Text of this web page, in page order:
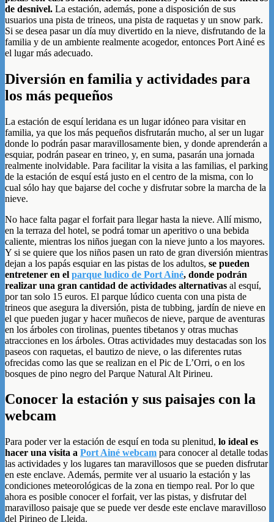
de desnivel. La estación, además, pone a disposición de sus
usuarios una pista de trineos, una pista de raquetas y un snow park.
Si se desea pasar un día muy divertido en la nieve, disfrutando de la
familia y de un ambiente realmente acogedor, entonces Port Ainé es
el lugar más adecuado.
Diversión en familia y actividades para
los más pequeños
La estación de esquí leridana es un lugar idóneo para visitar en
familia, ya que los más pequeños disfrutarán mucho, al ser un lugar
donde lo podrán pasar maravillosamente bien, y donde aprenderán a
esquiar, podrán pasear en trineo, y, en suma, pasarán una jornada
realmente inolvidable. Para facilitar la visita a las familias, el parking
de la estación de esquí está justo en el centro de la misma, con lo
cual sólo hay que bajarse del coche y disfrutar sobre la marcha de la
nieve.
No hace falta pagar el forfait para llegar hasta la nieve. Allí mismo,
en la terraza del hotel, se podrá tomar un aperitivo o una bebida
caliente, mientras los niños juegan con la nieve junto a los mayores.
Y si se quiere que los niños pasen un rato de gran diversión mientras
dejan a los papás esquiar en las pistas de los adultos, se pueden
entretener en el parque ludico de Port Ainé, donde podrán
realizar una gran cantidad de actividades alternativas al esquí,
por tan solo 15 euros. El parque lúdico cuenta con una pista de
trineos que asegura la diversión, pista de tubbing, jardín de nieve en
el que pueden jugar y hacer muñecos de nieve, parque de aventuras
en los árboles con tirolinas, puentes tibetanos y otras muchas
atracciones en los árboles. Otras actividades muy destacadas son los
paseos con raquetas, el bautizo de nieve, o las diferentes rutas
ofrecidas como las que se realizan en el Pic de L’Orri, o en los
bosques de pino negro del Parque Natural Alt Pirineu.
Conocer la estación y sus paisajes con la
webcam
Para poder ver la estación de esquí en toda su plenitud, lo ideal es
hacer una visita a Port Ainé webcam para conocer al detalle todas
las actividades y los lugares tan maravillosos que se pueden disfrutar
en este enclave. Además, permite ver al usuario la estación y las
condiciones meteorológicas de la zona en tiempo real. Por lo que
ahora es posible conocer el forfait, ver las pistas, y disfrutar del
maravilloso paisaje que se puede ver desde este enclave maravilloso
del Pirineo de Lleida.